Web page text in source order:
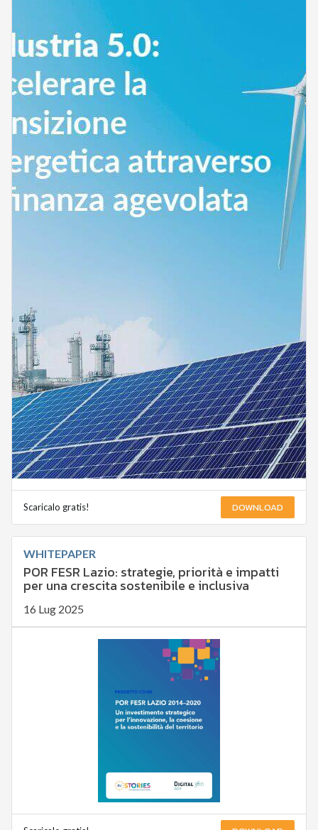
Scaricalo gratis! DOWNLOAD
WHITEPAPER
POR FESR Lazio: strategie, priorità e impatti
per una crescita sostenibile e inclusiva
16 Lug 2025